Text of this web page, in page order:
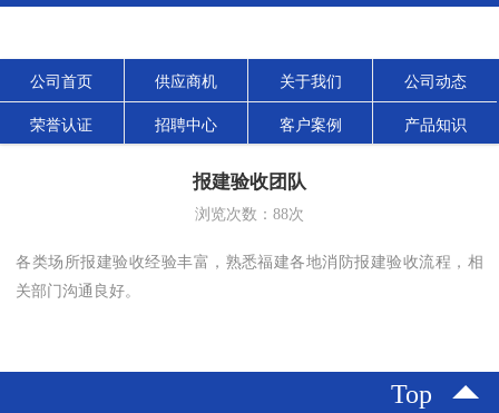
公司首页 供应商机 关于我们 公司动态
荣誉认证 招聘中心 客户案例 产品知识
报建验收团队
浏览次数： 88次
各类场所报建验收经验丰富，熟悉福建各地消防报建验收流程，相
关部门沟通良好。
Top